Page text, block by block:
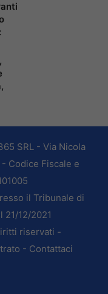
SRL - Via Nicola
- Codice Fiscale e
il Tribunale di
21/12/2021
riservati -
- Contattaci